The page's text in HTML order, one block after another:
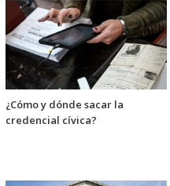
¿Cómo y dónde sacar la
credencial cívica?